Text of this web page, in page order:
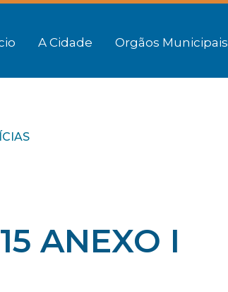
A Cidade Orgãos Municipais
ANEXO I